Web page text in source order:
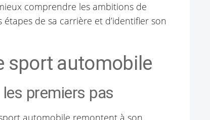
comprendre les ambitions de
de sa carrière et d’identifier son
sport automobile
premiers pas